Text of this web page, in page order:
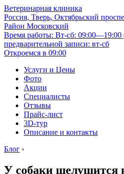
Ветеринарная клиника
Россия, Тверь, Октябрьский
Район Московский
Время работы: Вт-сб:
предварительной записи: вт-сб
Откроемся в 09:00
Услуги и Цены
Фото
Акции
Специалисты
Отзывы
Прайс-лист
3D-тур
Описание и контакты
Блог ›
У собаки шелушится